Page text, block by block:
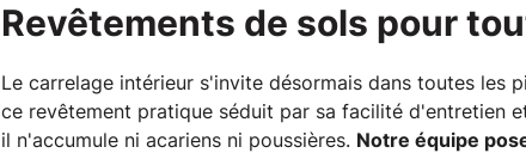
Revêtements de sols pour
Le carrelage intérieur s'invite désormais dans toutes les
ce revêtement pratique séduit par sa facilité d'entretien
il n'accumule ni acariens ni poussières. Notre équipe